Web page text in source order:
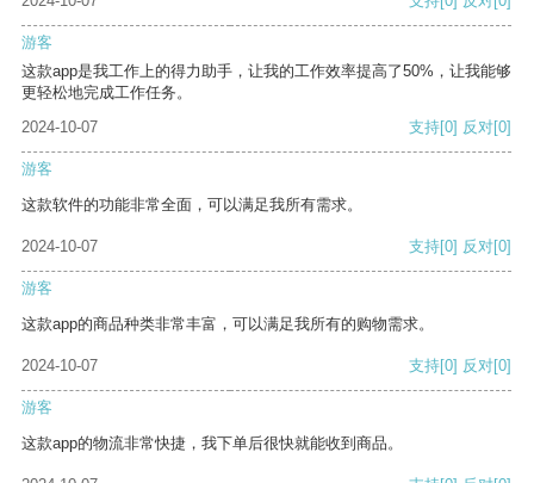
游客
这款app是我工作上的得力助手，让我的工作效率提高了50%，让我能够
更轻松地完成工作任务。
2024-10-07
支持[0] 反对[0]
游客
这款软件的功能非常全面，可以满足我所有需求。
2024-10-07 支持[0] 反对[0]
游客
这款app的商品种类非常丰富，可以满足我所有的购物需求。
2024-10-07 支持[0] 反对[0]
游客
这款app的物流非常快捷，我下单后很快就能收到商品。